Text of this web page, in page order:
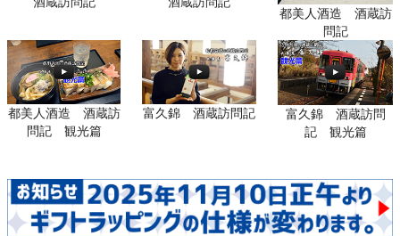
都美人酒造 酒蔵訪
問記
都美人酒造 酒蔵訪
問記 観光篇
富久錦 酒蔵訪問記
富久錦 酒蔵訪問
記 観光篇